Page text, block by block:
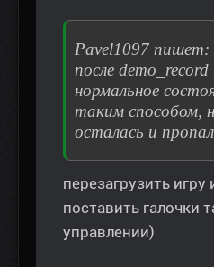
Pavel1097 пишет:
после
нормальное
таким способом,
осталась и
перезагрузить игру
поставить галочки
управлении)